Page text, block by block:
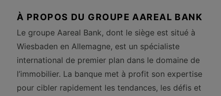
À PROPOS DU GROUPE AAREAL BANK
Le groupe Aareal Bank, dont le siège est situé à
Wiesbaden en Allemagne, est un spécialiste
international de premier plan dans le domaine de
l’immobilier. La banque met à profit son expertise
pour cibler rapidement les tendances, les défis et